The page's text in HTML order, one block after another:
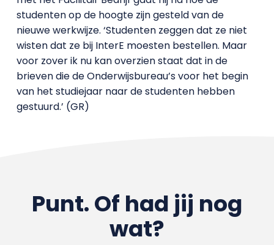
studenten op de hoogte zijn gesteld van de
nieuwe werkwijze. ‘Studenten zeggen dat ze niet
wisten dat ze bij InterE moesten bestellen. Maar
voor zover ik nu kan overzien staat dat in de
brieven die de Onderwijsbureau’s voor het begin
van het studiejaar naar de studenten hebben
gestuurd.’ (GR)
Punt. Of had jij nog
wat?